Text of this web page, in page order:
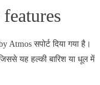
सपोर्ट दिया गया है।
यह हल्की बारिश या धूल में